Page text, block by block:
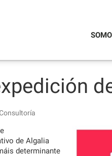
de Algalia
determinante